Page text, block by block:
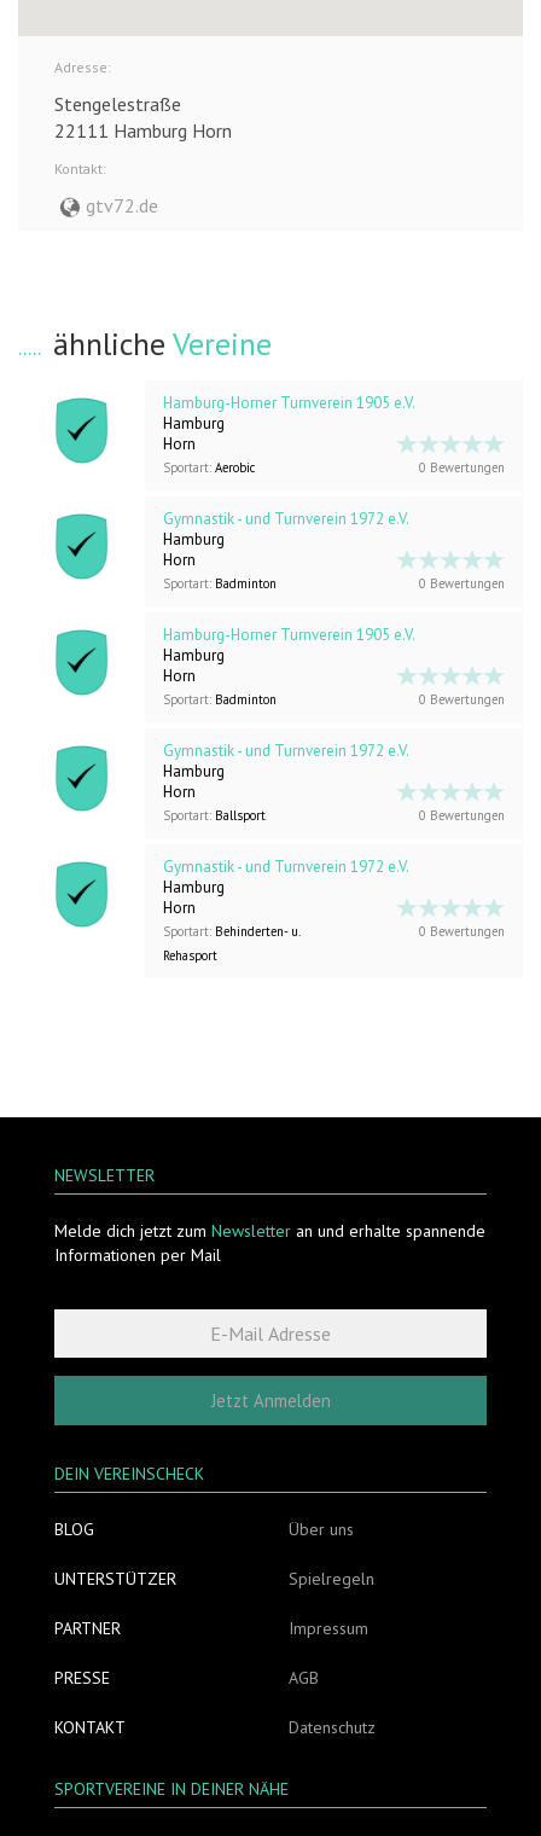
Adresse:
Stengelestraße
22111 Hamburg Horn
Kontakt:
gtv72.de
ähnliche Vereine
Hamburg-Horner Turnverein 1905 e.V.
Hamburg
Horn
Sportart: Aerobic 0 Bewertungen
Gymnastik - und Turnverein 1972 e.V.
Hamburg
Horn
Sportart: Badminton 0 Bewertungen
Hamburg-Horner Turnverein 1905 e.V.
Hamburg
Horn
Sportart: Badminton 0 Bewertungen
Gymnastik - und Turnverein 1972 e.V.
Hamburg
Horn
Sportart: Ballsport 0 Bewertungen
Gymnastik - und Turnverein 1972 e.V.
Hamburg
Horn
Sportart: Behinderten- u.
Rehasport
0 Bewertungen
NEWSLETTER
Melde dich jetzt zum Newsletter an und erhalte spannende
Informationen per Mail
Jetzt Anmelden
DEIN VEREINSCHECK
BLOG
UNTERSTÜTZER
PARTNER
PRESSE
KONTAKT
Über uns
Spielregeln
Impressum
AGB
Datenschutz
SPORTVEREINE IN DEINER NÄHE